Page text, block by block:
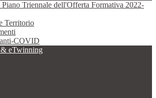
Triennale dell'Offerta Formativa 2022-
Territorio
COVID
eTwinning